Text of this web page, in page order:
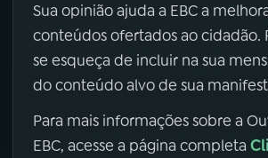
Sua opinião ajuda a EBC a
conteúdos ofertados ao cidadão.
se esqueça de incluir na sua
do conteúdo alvo de sua
Para mais informações sobre a
EBC, acesse a página completa